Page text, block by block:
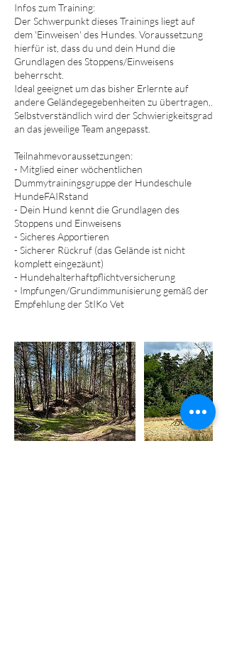
Infos zum Training:
Der Schwerpunkt dieses Trainings liegt auf
dem 'Einweisen' des Hundes. Voraussetzung
hierfür ist, dass du und dein Hund die
Grundlagen des Stoppens/Einweisens
beherrscht.
Ideal geeignet um das bisher Erlernte auf
andere Geländegegebenheiten zu übertragen,.
Selbstverständlich wird der Schwierigkeitsgrad
an das jeweilige Team angepasst.
Teilnahmevoraussetzungen:
- Mitglied einer wöchentlichen
Dummytrainingsgruppe der Hundeschule
HundeFAIRstand
- Dein Hund kennt die Grundlagen des
Stoppens und Einweisens
- Sicheres Apportieren
- Sicherer Rückruf (das Gelände ist nicht
komplett eingezäunt)
- Hundehalterhaftpflichtversicherung
- Impfungen/Grundimmunisierung gemäß der
Empfehlung der StIKo Vet